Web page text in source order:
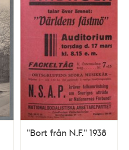
"Bort från N.F." 1938